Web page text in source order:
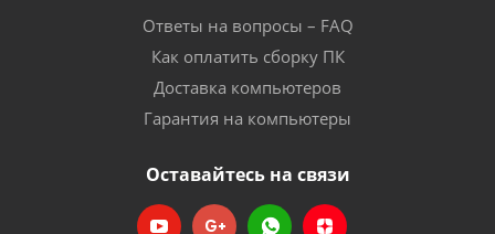
Ответы на вопросы – FAQ
Как оплатить сборку ПК
Доставка компьютеров
Гарантия на компьютеры
Оставайтесь на связи